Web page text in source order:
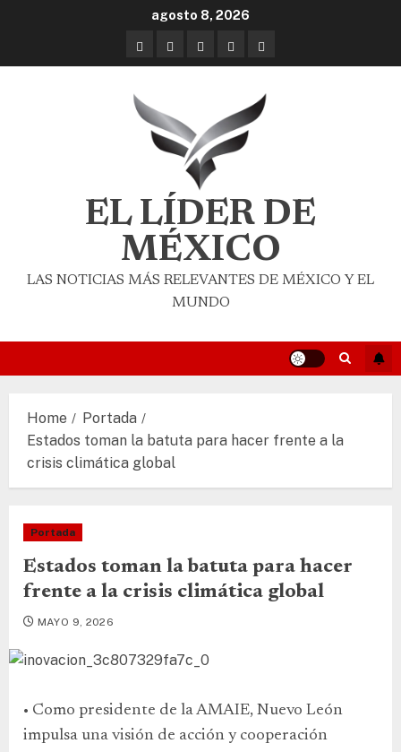
agosto 8, 2026
EL LÍDER DE
MÉXICO
LAS NOTICIAS MÁS RELEVANTES DE MÉXICO Y EL
MUNDO
Home
Portada
Estados toman la batuta para hacer frente a la
crisis climática global
Portada
Estados toman la batuta para hacer
frente a la crisis climática global
MAYO 9, 2026
• Como presidente de la AMAIE, Nuevo León
impulsa una visión de acción y cooperación